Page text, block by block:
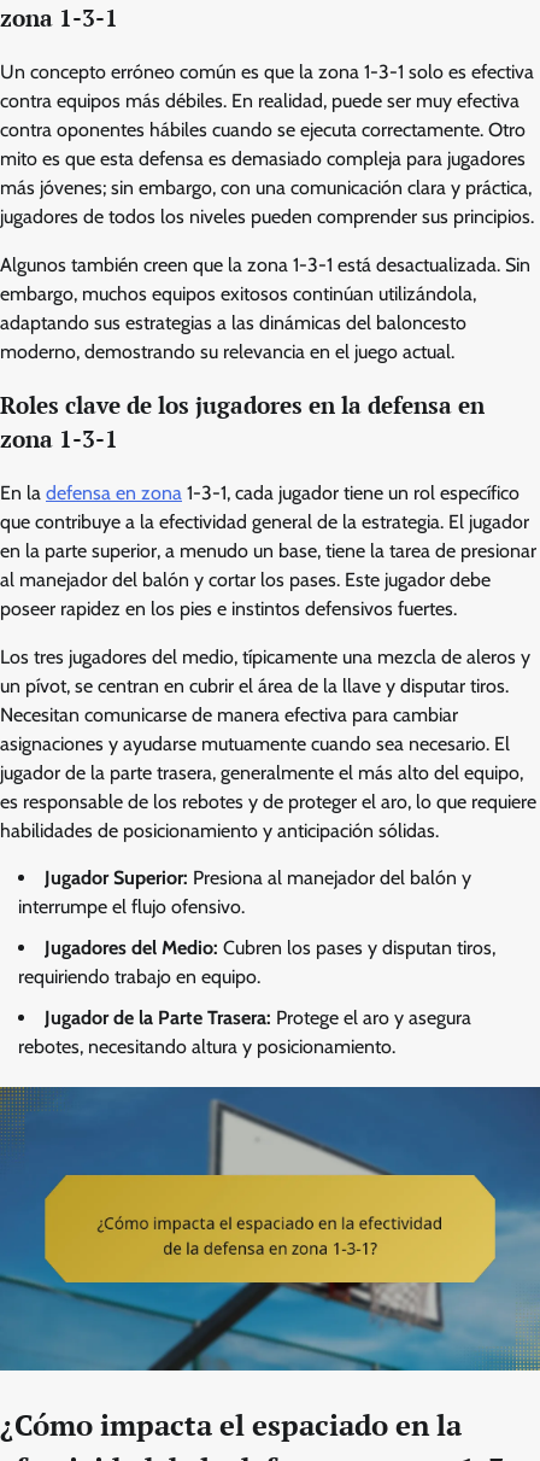
zona 1-3-1
Un concepto erróneo común es que la zona 1-3-1 solo es efectiva
contra equipos más débiles. En realidad, puede ser muy efectiva
contra oponentes hábiles cuando se ejecuta correctamente. Otro
mito es que esta defensa es demasiado compleja para jugadores
más jóvenes; sin embargo, con una comunicación clara y práctica,
jugadores de todos los niveles pueden comprender sus principios.
Algunos también creen que la zona 1-3-1 está desactualizada. Sin
embargo, muchos equipos exitosos continúan utilizándola,
adaptando sus estrategias a las dinámicas del baloncesto
moderno, demostrando su relevancia en el juego actual.
Roles clave de los jugadores en la defensa en
zona 1-3-1
En la defensa en zona 1-3-1, cada jugador tiene un rol específico
que contribuye a la efectividad general de la estrategia. El jugador
en la parte superior, a menudo un base, tiene la tarea de presionar
al manejador del balón y cortar los pases. Este jugador debe
poseer rapidez en los pies e instintos defensivos fuertes.
Los tres jugadores del medio, típicamente una mezcla de aleros y
un pívot, se centran en cubrir el área de la llave y disputar tiros.
Necesitan comunicarse de manera efectiva para cambiar
asignaciones y ayudarse mutuamente cuando sea necesario. El
jugador de la parte trasera, generalmente el más alto del equipo,
es responsable de los rebotes y de proteger el aro, lo que requiere
habilidades de posicionamiento y anticipación sólidas.
Jugador Superior: Presiona al manejador del balón y
interrumpe el flujo ofensivo.
Jugadores del Medio: Cubren los pases y disputan tiros,
requiriendo trabajo en equipo.
Jugador de la Parte Trasera: Protege el aro y asegura
rebotes, necesitando altura y posicionamiento.
¿Cómo impacta el espaciado en la